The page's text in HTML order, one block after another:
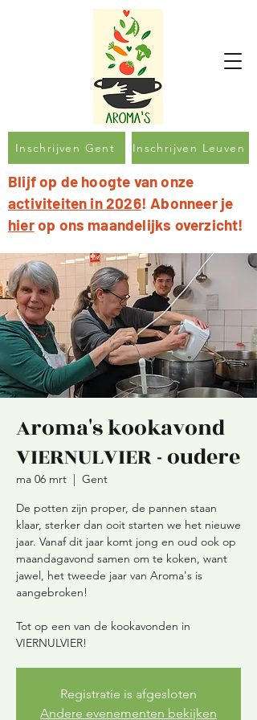
Inschrijven Gent Inschrijven Leuven
Blijf op de hoogte van onze
activiteiten in 2026! Abonneer je
hierop ons maandelijks overzicht!
Aroma's kookavond
VIERNULVIER - oudere
ma 06 mrt
  |
Gent
De potten zijn proper, de pannen staan
klaar, sterker dan ooit starten we het nieuwe
jaar. Vanaf dit jaar komt jong en oud ook op
maandagavond samen om te koken, want
jawel, het tweede jaar van Aroma's is
aangebroken!
Tot op een van de kookavonden in
VIERNULVIER!
Registratie is afgesloten
Andere evenementen bekijken